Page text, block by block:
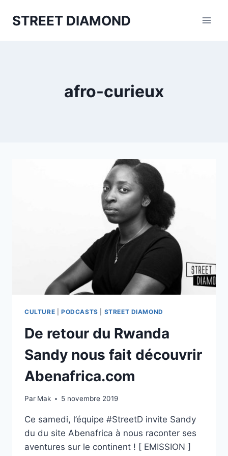
STREET DIAMOND
afro-curieux
CULTURE PODCASTS STREET DIAMOND
De retour du Rwanda
Sandy nous fait découvrir
Abenafrica.com
Par Mak 5 novembre 2019
Ce samedi, l’équipe #StreetD invite Sandy
du du site Abenafrica à nous raconter ses
aventures sur le continent ! [ EMISSION ]